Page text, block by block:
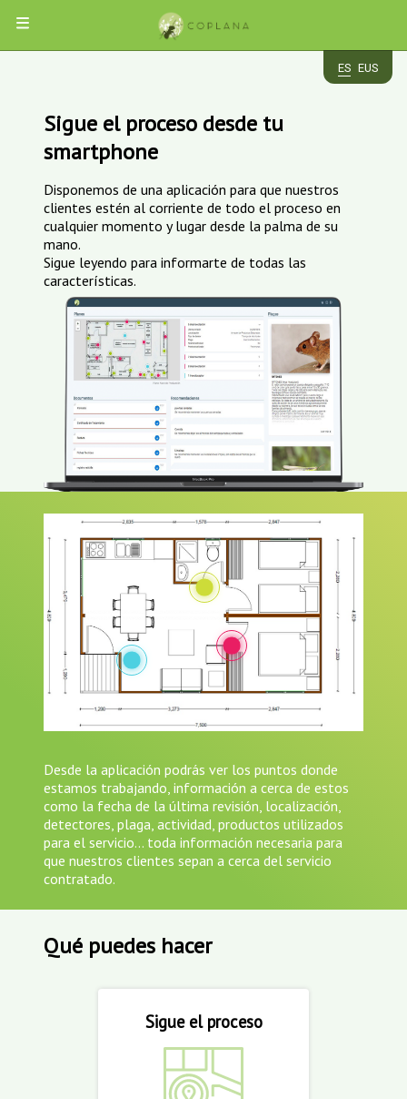
ROEDORES
HORMIGAS
INSECTOS
VOLADORES
AVES
CHINCHES
TERMITAS
CARCOMA
SERVICIOS
DESRATIZACIÓN
DESINSECTACIÓN
DESINFECCIÓN
CONTROL
INSECTOCAPTORES
TRATAMIENTOS
ACCESO
ES EUS
Sigue el proceso desde tu
smartphone
Disponemos de una aplicación para que nuestros
clientes estén al corriente de todo el proceso en
cualquier momento y lugar desde la palma de su
mano.
Sigue leyendo para informarte de todas las
características.
Desde la aplicación podrás ver los puntos donde
estamos trabajando, información a cerca de estos
como la fecha de la última revisión, localización,
detectores, plaga, actividad, productos utilizados
para el servicio... toda información necesaria para
que nuestros clientes sepan a cerca del servicio
contratado.
Qué puedes hacer
Sigue el proceso